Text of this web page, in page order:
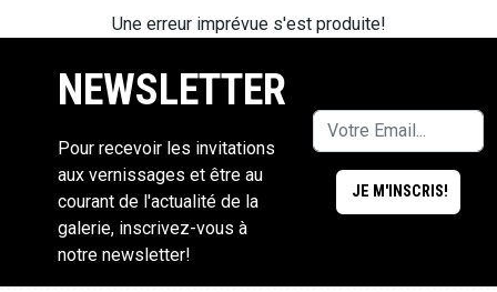
Une erreur imprévue s'est produite!
NEWSLETTER
Pour recevoir les invitations
aux vernissages et être au
courant de l'actualité de la
galerie, inscrivez-vous à
notre newsletter!